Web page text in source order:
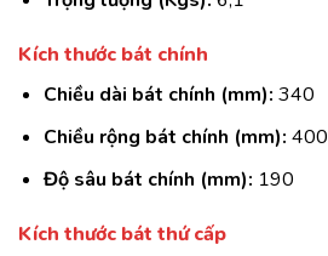
Kích thước bát chính
Chiều dài bát chính (mm): 340
Chiều rộng bát chính (mm): 400
Độ sâu bát chính (mm): 190
Kích thước bát thứ cấp